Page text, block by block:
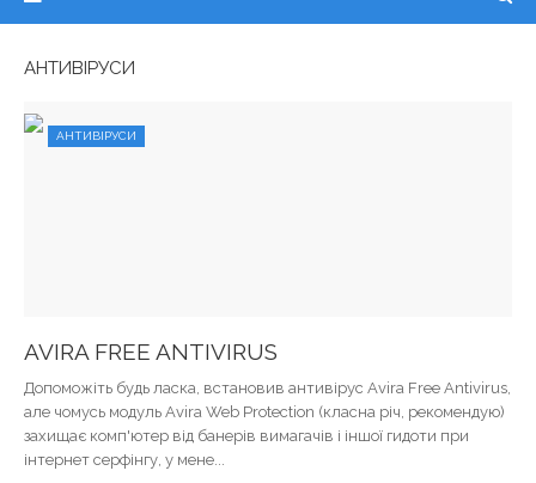
АНТИВІРУСИ
АНТИВІРУСИ
AVIRA FREE ANTIVIRUS
Допоможіть будь ласка, встановив антивірус Avira Free Antivirus,
але чомусь модуль Avira Web Protection (класна річ, рекомендую)
захищає комп'ютер від банерів вимагачів і іншої гидоти при
інтернет серфінгу, у мене...